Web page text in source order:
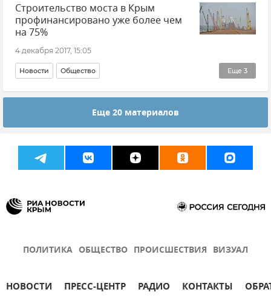
Строительство моста в Крым
профинансировано уже более чем
на 75%
4 декабря 2017, 15:05
Еще 3
Новости Общество
Строительство моста через Керченский пролив
Трасса Таврида
Еще 20 материалов
ПОЛИТИКА ОБЩЕСТВО ПРОИСШЕСТВИЯ ВИЗУАЛ
НОВОСТИ ПРЕСС-ЦЕНТР РАДИО КОНТАКТЫ